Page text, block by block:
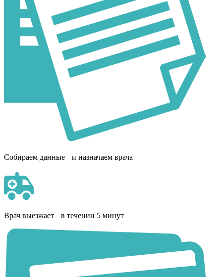
Собираем данные и назначаем врача
Врач выезжает в течении 5 минут